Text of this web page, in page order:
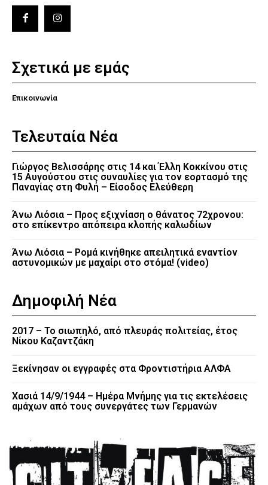
Σχετικά με εμάς
Επικοινωνία
Τελευταία Νέα
Γιώργος Βελισσάρης στις 14 και Έλλη Κοκκίνου στις
15 Αυγούστου στις συναυλίες για τον εορτασμό της
Παναγίας στη Φυλή – Είσοδος Ελεύθερη
Άνω Λιόσια – Προς εξιχνίαση ο θάνατος 72χρονου:
στο επίκεντρο απόπειρα κλοπής καλωδίων
Άνω Λιόσια – Ρομά κινήθηκε απειλητικά εναντίον
αστυνομικών με μαχαίρι στο στόμα! (video)
Δημοφιλή Νέα
2017 – Το σιωπηλό, από πλευράς πολιτείας, έτος
Νίκου Καζαντζάκη
Ξεκίνησαν οι εγγραφές στα Φροντιστήρια ΑΛΦΑ
Χασιά 14/9/1944 – Ημέρα Μνήμης για τις εκτελέσεις
αμάχων από τους συνεργάτες των Γερμανών